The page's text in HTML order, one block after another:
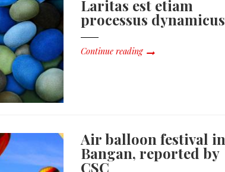
Laritas est etiam
processus dynamicus
Continue reading
Air balloon festival in
Bangan, reported by
CSC